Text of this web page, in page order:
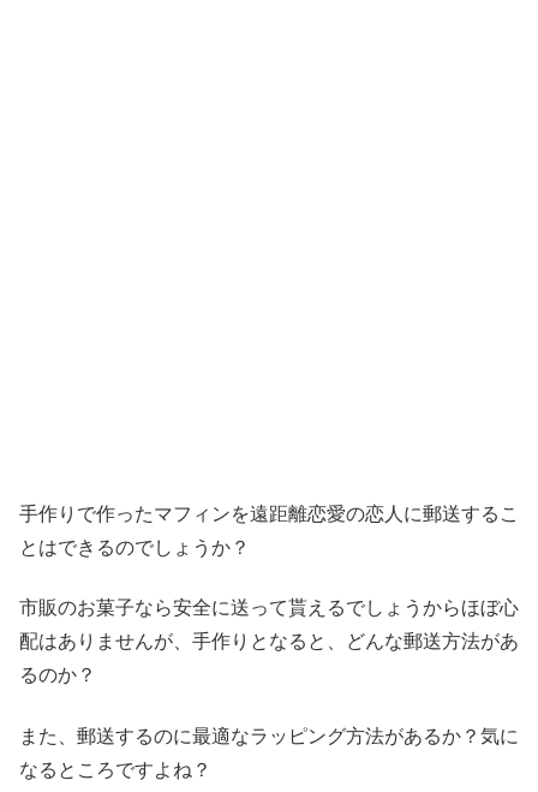
手作りで作ったマフィンを遠距離恋愛の恋人に郵送するこ
とはできるのでしょうか？
市販のお菓子なら安全に送って貰えるでしょうからほぼ心
配はありませんが、手作りとなると、どんな郵送方法があ
るのか？
また、郵送するのに最適なラッピング方法があるか？気に
なるところですよね？